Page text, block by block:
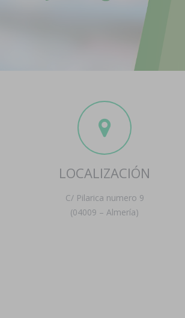
LOCALIZACIÓN
C/ Pilarica numero 9
(04009 – Almería)